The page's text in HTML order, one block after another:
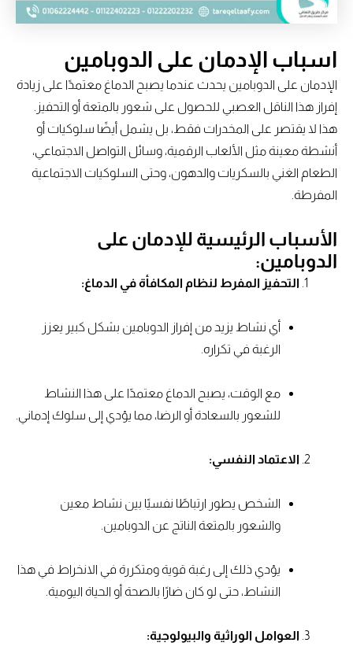
اسباب الإدمان على الدوبامين
الإدمان على الدوبامين يحدث عندما يصبح الدماغ معتمدًا على زيادة
إفراز هذا الناقل العصبي للحصول على شعور بالمتعة أو التحفيز.
هذا لا يقتصر على المخدرات فقط، بل يشمل أيضًا سلوكيات أو
أنشطة معينة مثل الألعاب الرقمية، وسائل التواصل الاجتماعي،
الطعام الغني بالسكريات والدهون، وحتى السلوكيات الاجتماعية
المفرطة.
الأسباب الرئيسية للإدمان على
الدوبامين:
التحفيز المفرط لنظام المكافأة في الدماغ:
أي نشاط يزيد من إفراز الدوبامين بشكل كبير يعزز
الرغبة في تكراره.
مع الوقت، يصبح الدماغ معتمدًا على هذا النشاط
للشعور بالسعادة أو الرضا، مما يؤدي إلى سلوك إدماني.
الاعتماد النفسي:
الشخص يطور ارتباطًا نفسيًا بين نشاط معين
والشعور بالمتعة الناتج عن الدوبامين.
يؤدي ذلك إلى رغبة قوية ومتكررة في الانخراط في هذا
النشاط، حتى لو كان ضارًا بالصحة أو الحياة اليومية.
العوامل الوراثية والبيولوجية: